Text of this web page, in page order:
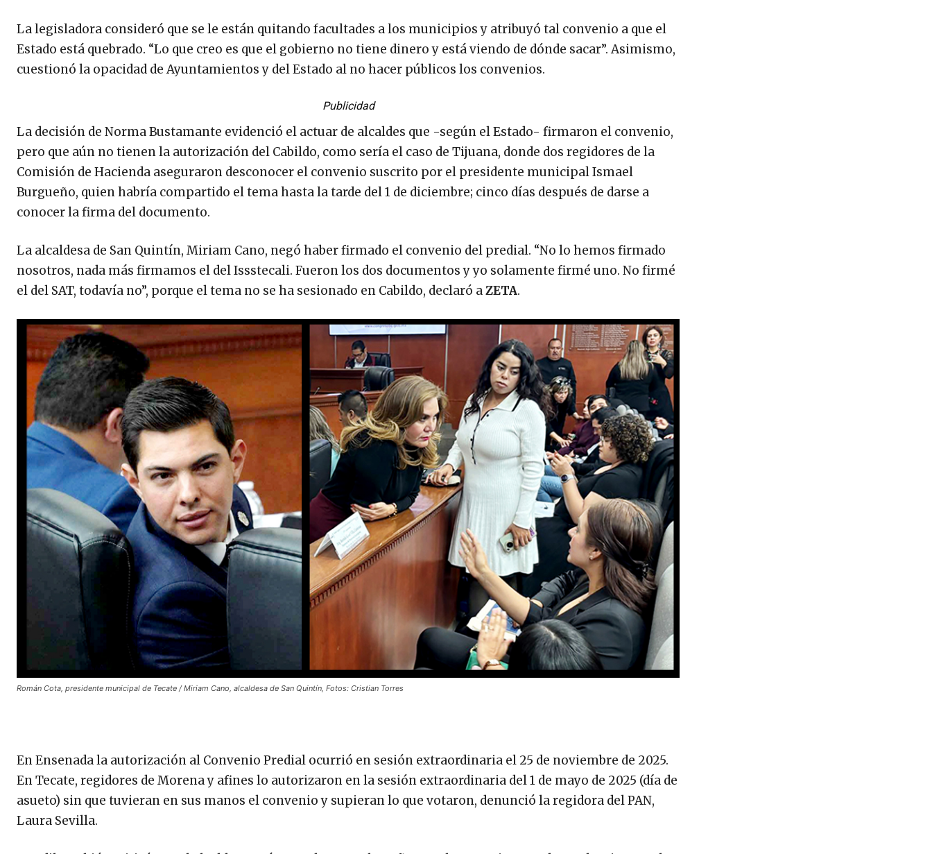
La legisladora consideró que se le están quitando facultades a los municipios y atribuyó tal convenio a que el
Estado está quebrado. “Lo que creo es que el gobierno no tiene dinero y está viendo de dónde sacar”. Asimismo,
cuestionó la opacidad de Ayuntamientos y del Estado al no hacer públicos los convenios.
Publicidad
La decisión de Norma Bustamante evidenció el actuar de alcaldes que -según el Estado- firmaron el convenio,
pero que aún no tienen la autorización del Cabildo, como sería el caso de Tijuana, donde dos regidores de la
Comisión de Hacienda aseguraron desconocer el convenio suscrito por el presidente municipal Ismael
Burgueño, quien habría compartido el tema hasta la tarde del 1 de diciembre; cinco días después de darse a
conocer la firma del documento.
La alcaldesa de San Quintín, Miriam Cano, negó haber firmado el convenio del predial. “No lo hemos firmado
nosotros, nada más firmamos el del Issstecali. Fueron los dos documentos y yo solamente firmé uno. No firmé
el del SAT, todavía no”, porque el tema no se ha sesionado en Cabildo, declaró aZETA.
Román Cota, presidente municipal de Tecate / Miriam Cano, alcaldesa de San Quintín, Fotos: Cristian Torres
En Ensenada la autorización al Convenio Predial ocurrió en sesión extraordinaria el 25 de noviembre de 2025.
En Tecate, regidores de Morena y afines lo autorizaron en la sesión extraordinaria del 1 de mayo de 2025 (día de
asueto) sin que tuvieran en sus manos el convenio y supieran lo que votaron, denunció la regidora del PAN,
Laura Sevilla.